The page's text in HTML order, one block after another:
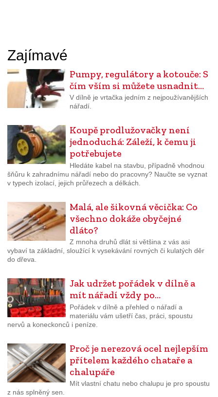
Zajímavé
Pumpy, regulátory a kotouče: S
čím vším si můžete usnadnit…
V dílně je vrtačka jedním z nejpoužívanějších
nářadí.
Koupě prodlužovačky není
jednoduchá: Záleží, k čemu ji
potřebujete
Hledáte kabel na stavbu, případně vhodnou
šňůru k zahradnímu nářadí nebo do pracovny? Naučte se vyznat
v typech izolací, jejich průřezech a délkách.
Malá, ale šikovná věcička: Co
všechno dokáže obyčejné
dláto?
Z mnoha druhů dlát si většina z vás asi
vybaví ta základní, sloužící k vysekávání rovných či kulatých děr
do dřeva.
Jak udržet pořádek v dílně a
mít nářadí vždy po…
Pořádek v dílně a přehled o nářadí a
materiálu vám ušetří čas, práci, spoustu
nervů a koneckonců i peníze.
Proč je nerezová ocel nejlepším
přítelem každého chataře a
chalupáře
Mít vlastní chatu nebo chalupu je pro spoustu
z nás splněný sen.